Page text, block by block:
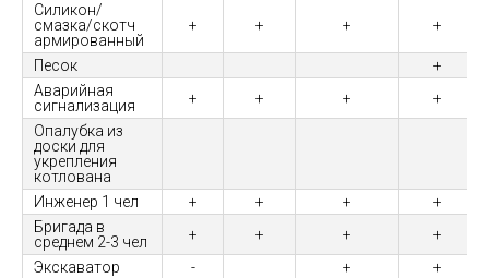
Силикон/
смазка/скотч
армированный
+ + + +
Песок
+
Аварийная
сигнализация
+ + +
+
Опалубка из
доски для
укрепления
котлована
Инженер 1 чел
+ + +
+
Бригада в
среднем 2-3 чел
+ + +
+
Экскаватор
- +
+